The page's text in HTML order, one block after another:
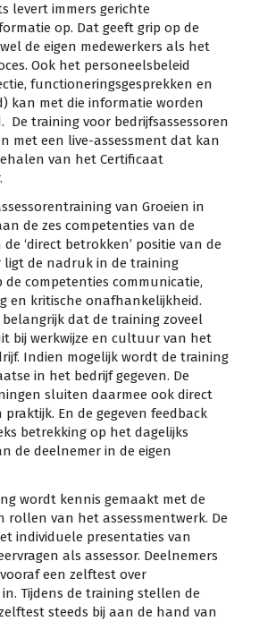
levert immers gerichte
op. Dat geeft grip op de
de eigen medewerkers als het
Ook het personeelsbeleid
functioneringsgesprekken en
kan met die informatie worden
De training voor bedrijfsassessoren
met een live-assessment dat kan
van het Certificaat
van Groeien in
de zes competenties van de
de ‘direct betrokken’ positie van de
ligt de nadruk in de training
competenties communicatie,
en kritische onafhankelijkheid.
dat de training zoveel
bij werkwijze en cultuur van het
Indien mogelijk wordt de training
in het bedrijf gegeven. De
sluiten daarmee ook direct
En de gegeven feedback
betrekking op het dagelijks
de deelnemer in de eigen
wordt kennis gemaakt met de
rollen van het assessmentwerk. De
individuele presentaties van
als assessor. Deelnemers
een zelftest over
Tijdens de training stellen de
steeds bij aan de hand van